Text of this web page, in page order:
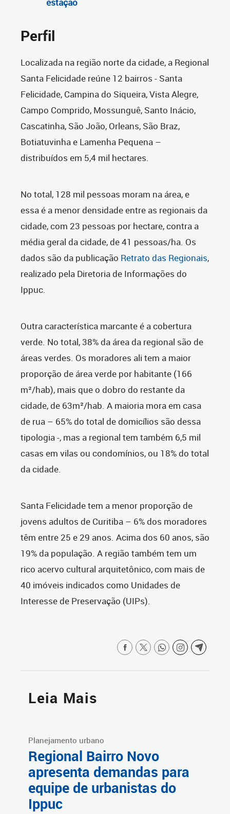
Perfil
Localizada na região norte da cidade, a Regional
Santa Felicidade reúne 12 bairros - Santa
Felicidade, Campina do Siqueira, Vista Alegre,
Campo Comprido, Mossunguê, Santo Inácio,
Cascatinha, São João, Orleans, São Braz,
Botiatuvinha e Lamenha Pequena –
distribuídos em 5,4 mil hectares.
No total, 128 mil pessoas moram na área, e
essa é a menor densidade entre as regionais da
cidade, com 23 pessoas por hectare, contra a
média geral da cidade, de 41 pessoas/ha. Os
dados são da publicação Retrato das Regionais,
realizado pela Diretoria de Informações do
Ippuc.
Outra característica marcante é a cobertura
verde. No total, 38% da área da regional são de
áreas verdes. Os moradores ali tem a maior
proporção de área verde por habitante (166
m²/hab), mais que o dobro do restante da
cidade, de 63m²/hab. A maioria mora em casa
de rua – 65% do total de domicílios são dessa
tipologia -, mas a regional tem também 6,5 mil
casas em vilas ou condomínios, ou 18% do total
da cidade.
Santa Felicidade tem a menor proporção de
jovens adultos de Curitiba – 6% dos moradores
têm entre 25 e 29 anos. Acima dos 60 anos, são
19% da população. A região também tem um
rico acervo cultural arquitetônico, com mais de
40 imóveis indicados como Unidades de
Interesse de Preservação (UIPs).
Leia Mais
Planejamento urbano
Regional Bairro Novo
apresenta demandas para
equipe de urbanistas do
Ippuc